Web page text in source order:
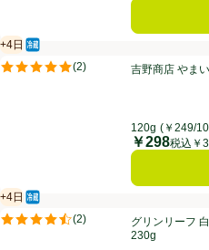
吉野商店 やまいも醤油漬 120g
+4日
賞味・消費期限保証：4日
冷蔵食品
(2)
評価は2件のレビューで5点中5.0点。
吉野商店 やま
120g (￥249/
価格
￥298税込￥
グリンリーフ 白菜漬けがさらにお
+4日
賞味・消費期限保証：4日
冷蔵食品
(2)
評価は2件のレビューで5点中4.5点
グリンリーフ
230g